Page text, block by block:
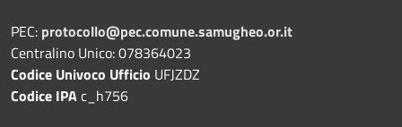
PEC: protocollo@pec.comune.samugheo.or.it
Centralino Unico: 078364023
Codice Univoco Ufficio UFJZDZ
Codice IPAc_h756